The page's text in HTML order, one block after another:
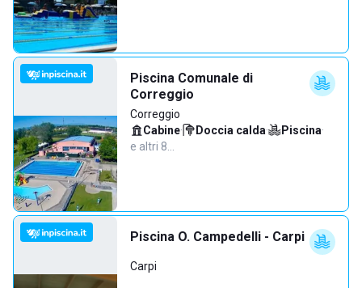
Piscina Comunale di
Correggio
Correggio
Cabine· Doccia calda· Piscina·
e altri 8…
Piscina O. Campedelli - Carpi
Carpi